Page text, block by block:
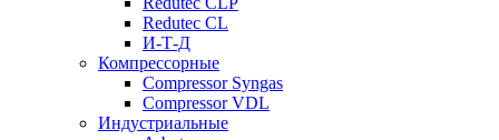
Redutec CL
И-Т-Д
Компрессорные
Compressor Syngas
Compressor VDL
Индустриальные